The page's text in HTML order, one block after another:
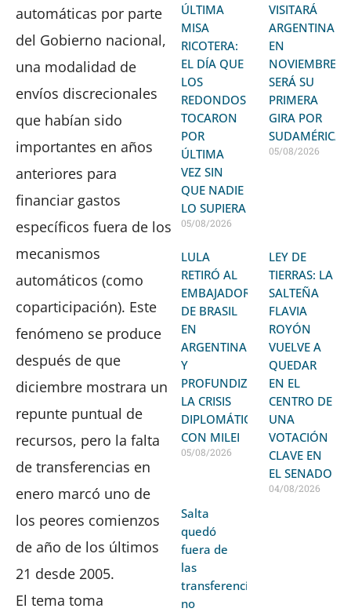
automáticas por parte
del Gobierno nacional,
una modalidad de
envíos discrecionales
que habían sido
importantes en años
anteriores para
financiar gastos
específicos fuera de los
mecanismos
automáticos (como
coparticipación). Este
fenómeno se produce
después de que
diciembre mostrara un
repunte puntual de
recursos, pero la falta
de transferencias en
enero marcó uno de
los peores comienzos
de año de los últimos
21 desde 2005.
El tema toma
ÚLTIMA
MISA
RICOTERA:
EL DÍA QUE
LOS
REDONDOS
TOCARON
POR
ÚLTIMA
VEZ SIN
QUE NADIE
LO SUPIERA
05/08/2026
VISITARÁ
ARGENTINA
EN
NOVIEMBRE:
SERÁ SU
PRIMERA
GIRA POR
SUDAMÉRICA
05/08/2026
LULA
RETIRÓ AL
EMBAJADOR
DE BRASIL
EN
ARGENTINA
Y
PROFUNDIZA
LA CRISIS
DIPLOMÁTICA
CON MILEI
05/08/2026
LEY DE
TIERRAS: LA
SALTEÑA
FLAVIA
ROYÓN
VUELVE A
QUEDAR
EN EL
CENTRO DE
UNA
VOTACIÓN
CLAVE EN
EL SENADO
04/08/2026
Salta
quedó
fuera de
las
transferencias
no